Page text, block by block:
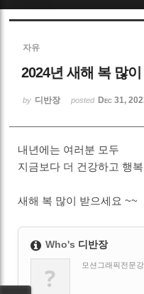
자유
2024년 새해 복 많
by 디반장 posted Dec 31,
내년에는 여러분 모두
지금보다 더 건강하고 행
새해 복 많이 받으세요 ~~
Who's 디반장
? 모션그래픽전문
Sketchbook5,